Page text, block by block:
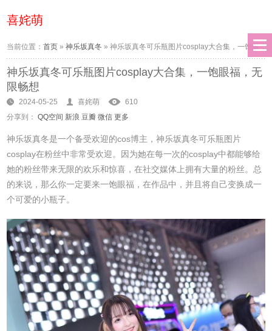
喜姹萌
当前位置：首页 »神乐坂真冬 »神乐坂真冬可乐瓶图片cosplay大合集，一饱眼
福，无限畅想
神乐坂真冬可乐瓶图片cosplay大合集，一饱眼福，无
限畅想
2024-05-25 喜姹萌
610
分享到： QQ空间 新浪 豆瓣 微信 更多
神乐坂真冬是一个备受欢迎的cos博主，神乐坂真冬可乐瓶图片
cosplay在粉丝中非常受欢迎。因为她在每一次的cosplay中都能够给
她的粉丝带来无限的欢乐和惊喜，在社交媒体上拥有大量的粉丝。总
的来说，那么你一定要来一饱眼福，在作品中，并且将自己变换成一
个可爱的小瓶子。